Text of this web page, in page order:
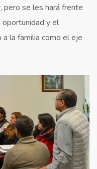
pero se les hará frente
oportunidad y el
la familia como el eje